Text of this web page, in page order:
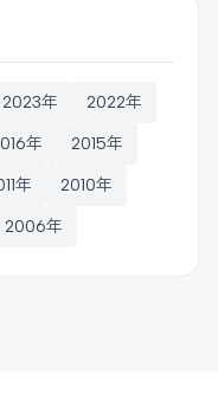
2023年 2022年
年 2015年
年 2010年
2006年